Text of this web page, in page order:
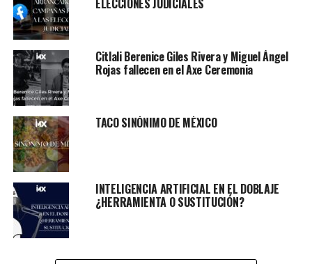
Citlali Berenice Giles Rivera y Miguel Ángel
Rojas fallecen en el Axe Ceremonia
TACO SINÓNIMO DE MÉXICO
INTELIGENCIA ARTIFICIAL EN EL DOBLAJE
¿HERRAMIENTA O SUSTITUCIÓN?